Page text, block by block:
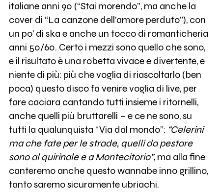
italiane anni 90 (“Stai morendo”, ma anche la
cover di “La canzone dell'amore perduto”), con
un po' di ska e anche un tocco di romanticheria
anni 50/60. Certo i mezzi sono quello che sono,
e il risultato è una robetta vivace e divertente, e
niente di più: più che voglia di riascoltarlo (ben
poca) questo disco fa venire voglia di live, per
fare caciara cantando tutti insieme i ritornelli,
anche quelli più bruttarelli – e ce ne sono, su
tutti la qualunquista “Via dal mondo”: “Celerini
ma che fate per le strade, quelli da pestare
sono al quirinale e a Montecitorio”, ma alla fine
canteremo anche questo wannabe inno grillino,
tanto saremo sicuramente ubriachi.